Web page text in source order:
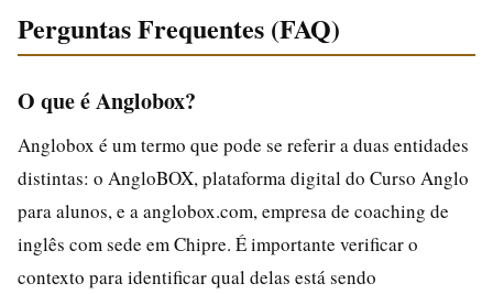
Perguntas Frequentes (FAQ)
O que é Anglobox?
Anglobox é um termo que pode se referir a duas entidades
distintas: o AngloBOX, plataforma digital do Curso Anglo
para alunos, e a anglobox.com, empresa de coaching de
inglês com sede em Chipre. É importante verificar o
contexto para identificar qual delas está sendo